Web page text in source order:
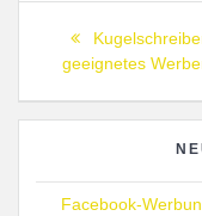
Previous
post:
geeignetes
Facebook-